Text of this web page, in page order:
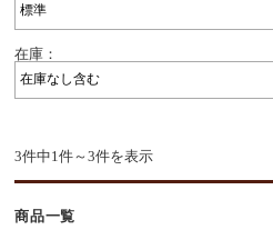
在庫：
3件中1件～3件を表示
商品一覧